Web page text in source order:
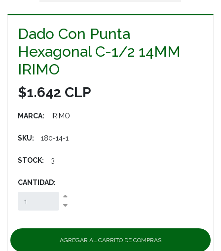
Dado Con Punta
Hexagonal C-1/2 14MM
IRIMO
$1.642 CLP
MARCA: IRIMO
SKU: 180-14-1
STOCK: 3
CANTIDAD: